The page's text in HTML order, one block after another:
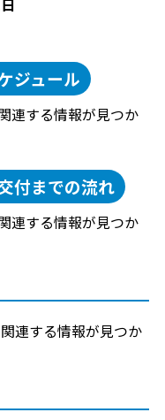
ジュール
連する情報が見つか
付までの流れ
連する情報が見つか
連する情報が見つか